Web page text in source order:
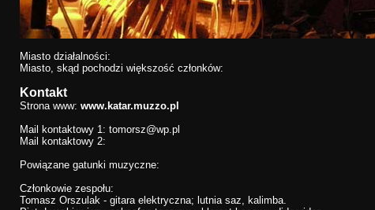
Miasto działalności:
Miasto, skąd pochodzi większość członków:
Kontakt
Strona www: www.katar.muzzo.pl
Mail kontaktowy 1: tomorsz@wp.pl
Mail kontaktowy 2:
Powiązane gatunki muzyczne:
Członkowie zespołu:
Tomasz Orszulak - gitara elektryczna; lutnia saz, kalimba.